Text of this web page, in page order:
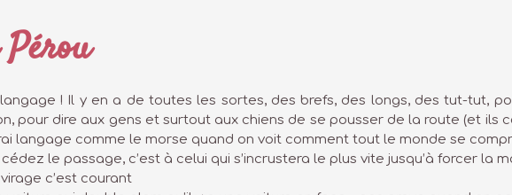
! Il y en a de toutes les sortes, des brefs, des longs, des tut-tut,
pour dire aux gens et surtout aux chiens de se pousser de la route (et ils
langage comme le morse quand on voit comment tout le monde se
le passage, c’est à celui qui s’incrustera le plus vite jusqu’à forcer la
c’est courant